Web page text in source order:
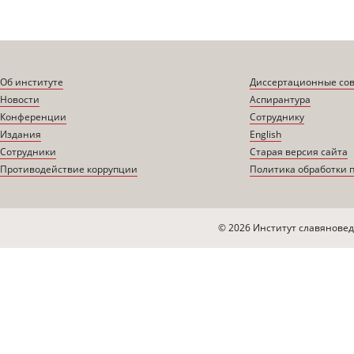
Об институте
Новости
Конференции
Издания
Сотрудники
Противодействие коррупции
Диссертационные
Аспирантура
Сотруднику
English
Старая версия сайта
Политика обработки
© 2026 Институт